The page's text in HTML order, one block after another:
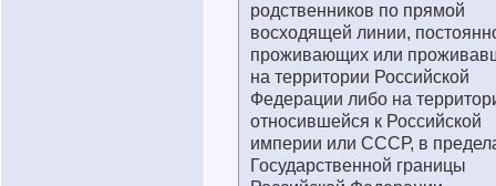
родственников по прямой
восходящей линии,
проживающих или
на территории Российской
Федерации либо на
относившейся к Российской
империи или СССР, в
Государственной границы